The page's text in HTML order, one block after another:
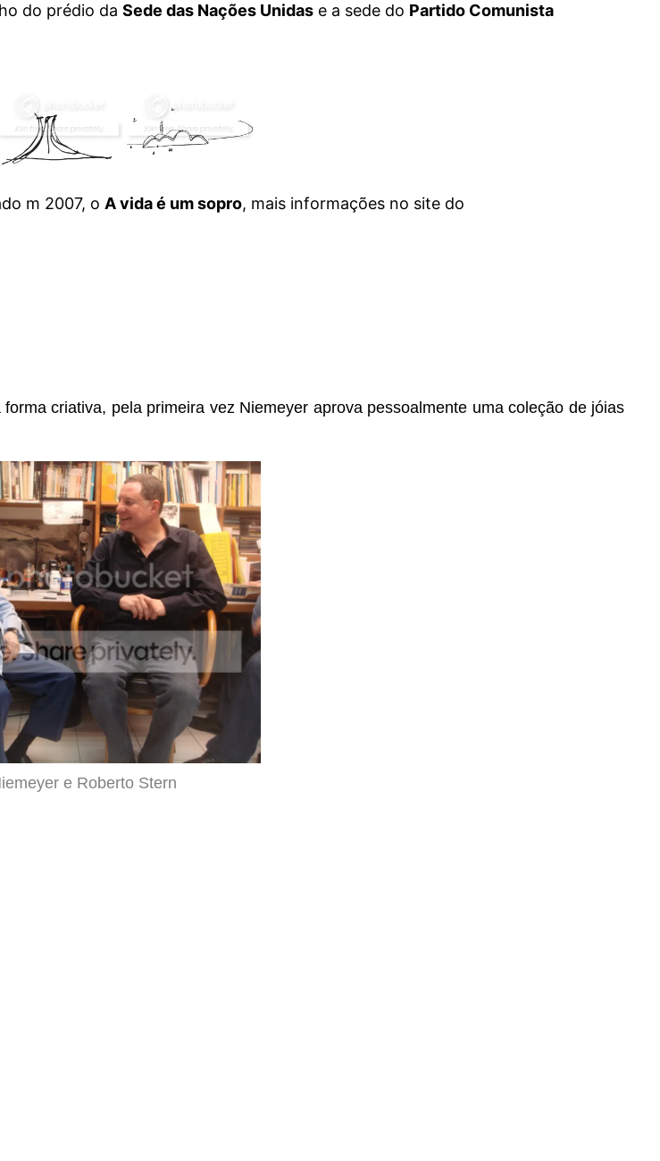
do prédio da Sede das Nações Unidas e a sede do Partido Comunista
m 2007, o A vida é um sopro, mais informações no site do
criativa, pela primeira vez Niemeyer aprova pessoalmente uma coleção de jóias
e Roberto Stern